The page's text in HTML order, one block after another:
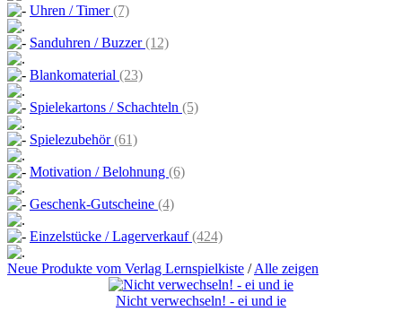
Uhren / Timer(7)
Sanduhren / Buzzer(12)
Blankomaterial (23)
Spielekartons / Schachteln (5)
Spielezubehör(61)
Motivation / Belohnung (6)
Geschenk-Gutscheine (4)
Einzelstücke / Lagerverkauf(424)
Neue Produkte vom Verlag Lernspielkiste /Alle zeigen
Nicht verwechseln! - ei und ie